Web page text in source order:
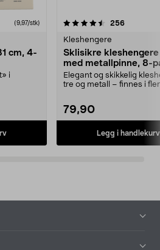
(9,97/stk)
cm, 4-
i
256
Kleshengere
Sklisikre
med metallpinne, 8-
Elegant og skikkelig
tre og metall – finnes i
79,90
Legg i handlekurv
4.5av 5 stjerner